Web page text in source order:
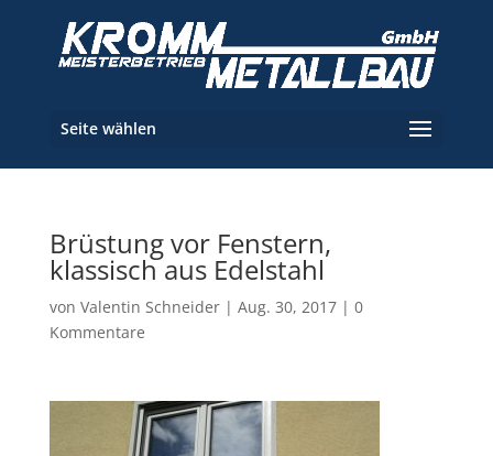
Seite wählen
Brüstung vor Fenstern,
klassisch aus Edelstahl
von Valentin Schneider| Aug. 30, 2017| 0
Kommentare